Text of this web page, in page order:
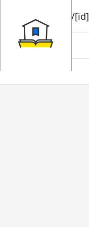
book/rent/[id]